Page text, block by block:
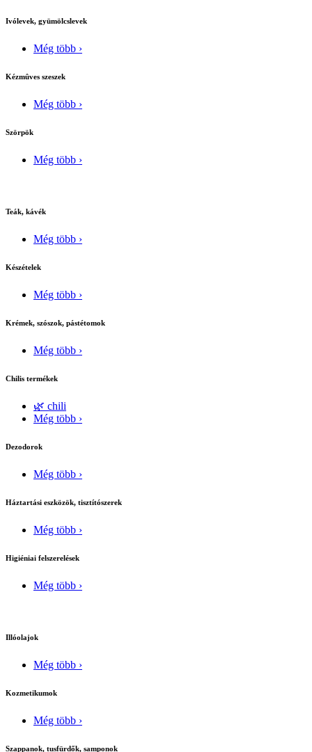
Ivólevek, gyümölcslevek
Még több ›
Kézmûves szeszek
Még több ›
Szörpök
Még több ›
Teák, kávék
Még több ›
Készételek
Még több ›
Krémek, szószok, pástétomok
Még több ›
Chilis termékek
🌿 chili
Még több ›
Dezodorok
Még több ›
Háztartási eszközök, tisztítószerek
Még több ›
Higiéniai felszerelések
Még több ›
Illóolajok
Még több ›
Kozmetikumok
Még több ›
Szappanok, tusfürdők, samponok